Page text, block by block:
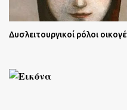
Δυσλειτουργικοί ρόλοι